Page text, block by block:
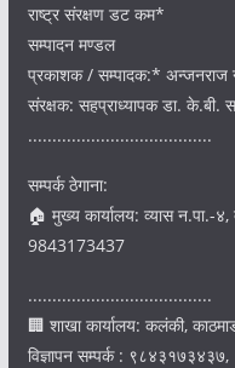
राष्ट्र संरक्षण डट कम*
सम्पादन मण्डल
प्रकाशक / सम्पादक:* अन्जनराज
संरक्षक: सहप्राध्यापक डा. के.बी.
......................................
सम्पर्क ठेगाना:
🏠 मुख्य कार्यालय: व्यास न.पा.-४,
9843173437
......................................
🏢 शाखा कार्यालय: कलंकी,
विज्ञापन सम्पर्क :